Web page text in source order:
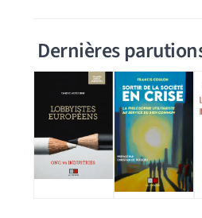
Dernières